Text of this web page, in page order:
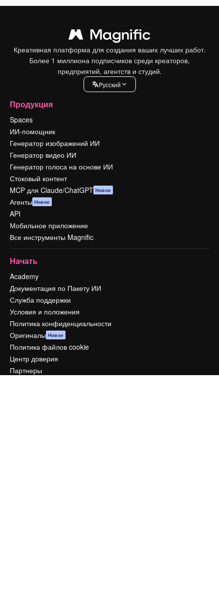
Креативная платформа для создания ваших лучших работ.
Более 1 миллиона подписчиков среди креаторов,
предприятий, агентств и студий.
Pусский
Продукция
Spaces
ИИ-помощник
Генератор изображений ИИ
Генератор видео ИИ
Генератор голоса на основе ИИ
Стоковый контент
MCP для Claude/ChatGPT Новое
Агенты Новое
API
Мобильное приложение
Все инструменты Magnific
Начать
Academy
Документация по Пакету ИИ
Служба поддержки
Условия и положения
Политика конфиденциальности
Оригиналы Новое
Политика файлов cookie
Центр доверия
Партнеры